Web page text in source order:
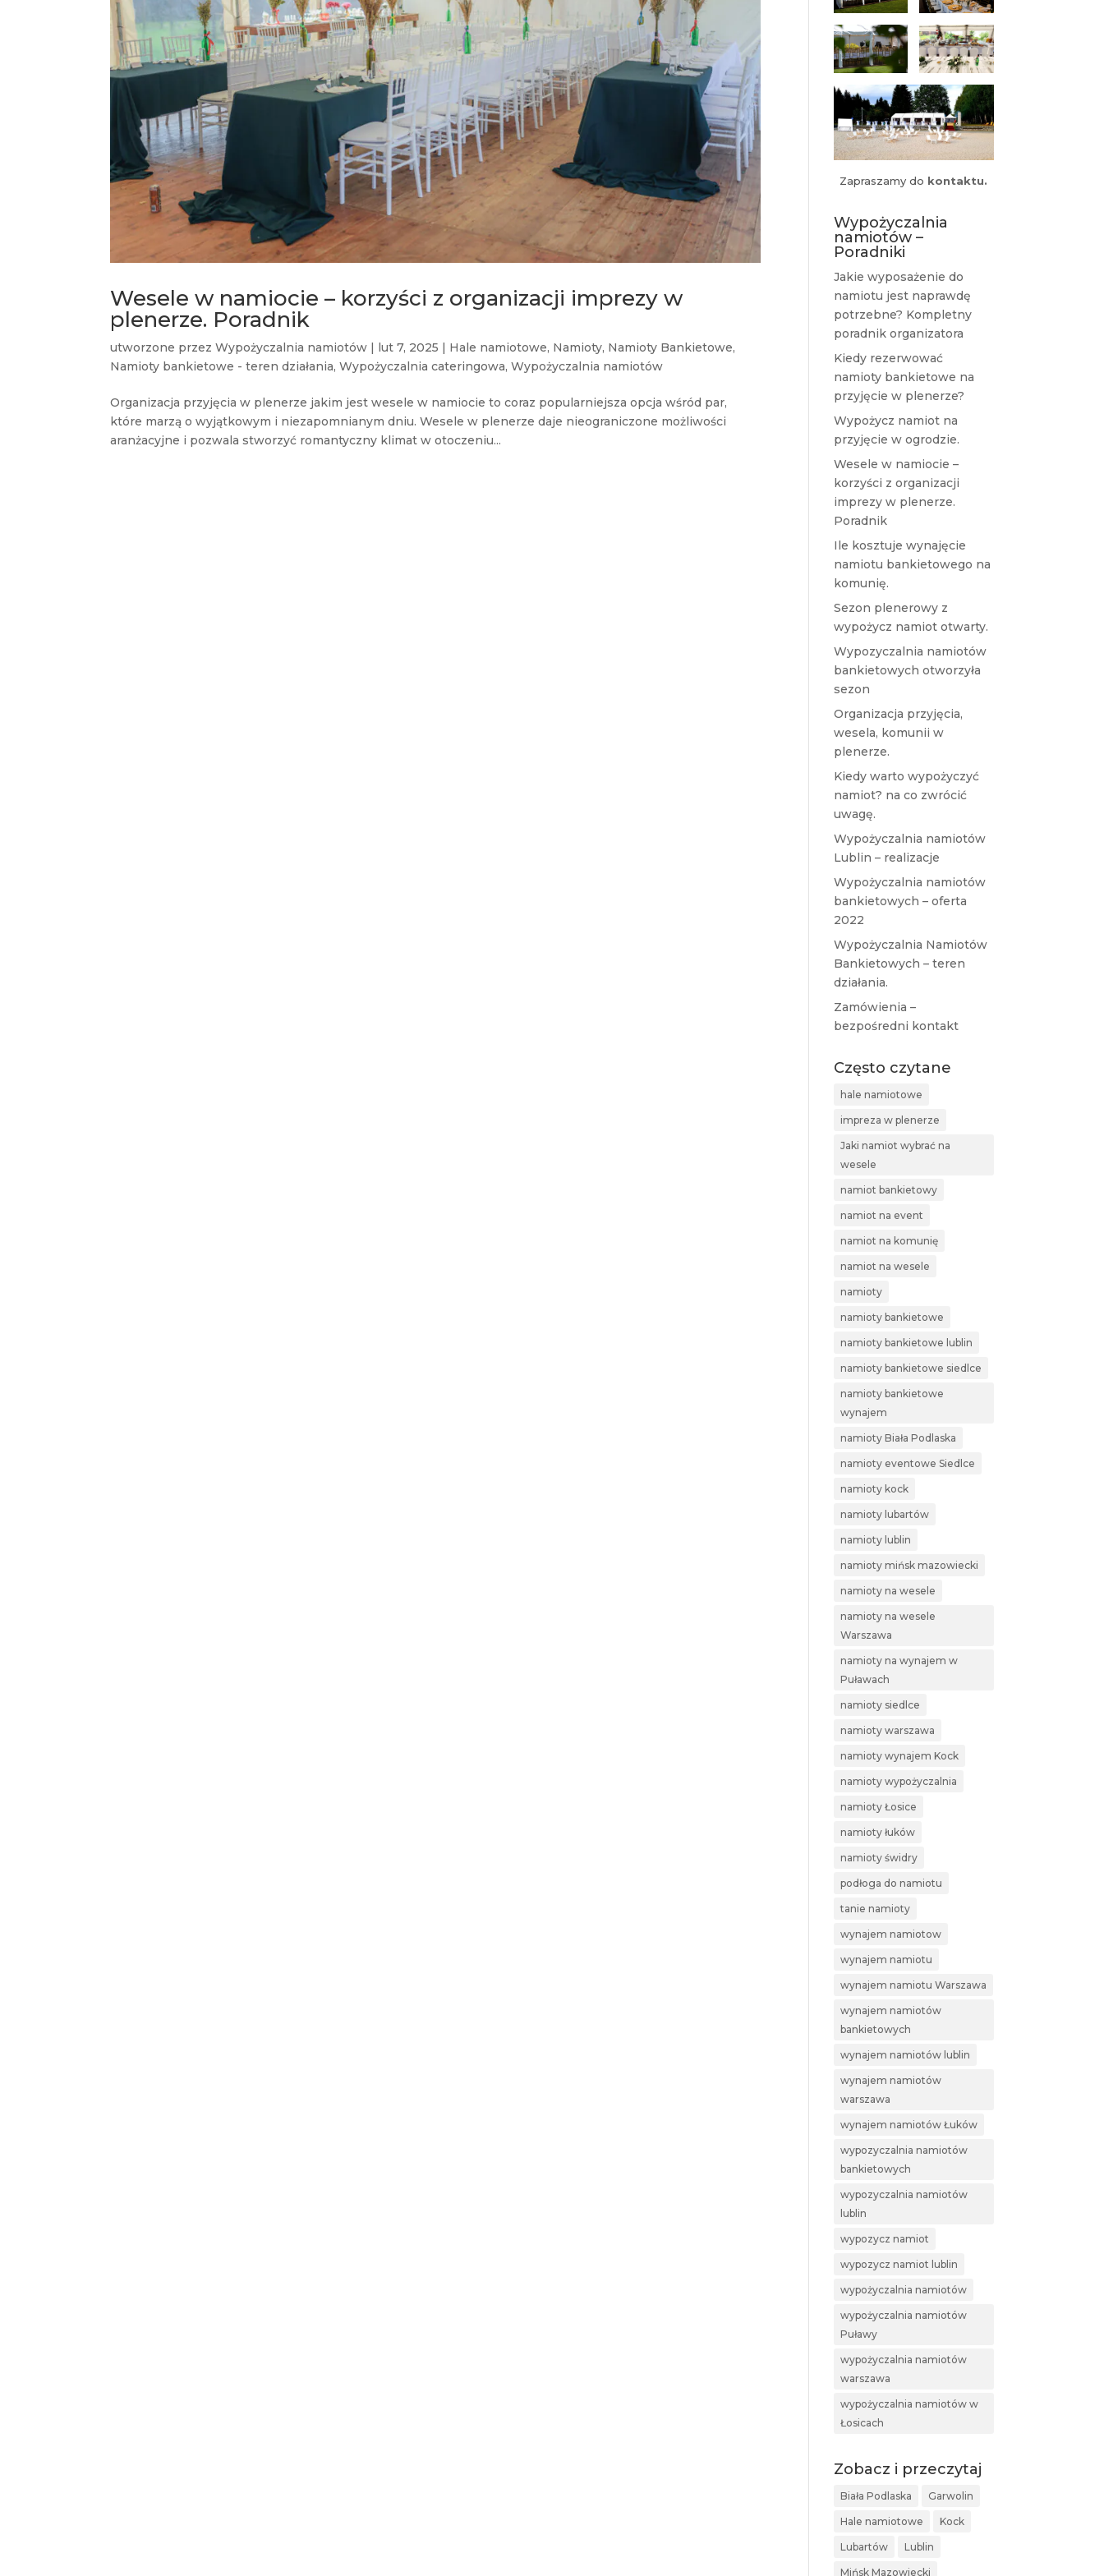
Wesele w namiocie – korzyści z organizacji imprezy w
plenerze. Poradnik
utworzone przezWypożyczalnia namiotów | lut 7, 2025 | Hale namiotowe, Namioty, Namioty Bankietowe,
Namioty bankietowe - teren działania,Wypożyczalnia cateringowa,Wypożyczalnia namiotów
Organizacja przyjęcia w plenerze jakim jest wesele w namiocie to coraz popularniejsza opcja wśród par,
które marzą o wyjątkowym i niezapomnianym dniu. Wesele w plenerze daje nieograniczone możliwości
aranżacyjne i pozwala stworzyć romantyczny klimat w otoczeniu...
Zapraszamy do kontaktu.
Wypożyczalnia
namiotów –
Poradniki
Jakie wyposażenie do
namiotu jest naprawdę
potrzebne? Kompletny
poradnik organizatora
Kiedy rezerwować
namioty bankietowe na
przyjęcie w plenerze?
Wypożycz namiot na
przyjęcie w ogrodzie.
Wesele w namiocie –
korzyści z organizacji
imprezy w plenerze.
Poradnik
Ile kosztuje wynajęcie
namiotu bankietowego na
komunię.
Sezon plenerowy z
wypożycz namiot otwarty.
Wypozyczalnia namiotów
bankietowych otworzyła
sezon
Organizacja przyjęcia,
wesela, komunii w
plenerze.
Kiedy warto wypożyczyć
namiot? na co zwrócić
uwagę.
Wypożyczalnia namiotów
Lublin – realizacje
Wypożyczalnia namiotów
bankietowych – oferta
2022
Wypożyczalnia Namiotów
Bankietowych – teren
działania.
Zamówienia –
bezpośredni kontakt
Często czytane
hale namiotowe
impreza w plenerze
Jaki namiot wybrać na
wesele
namiot bankietowy
namiot na event
namiot na komunię
namiot na wesele
namioty
namioty bankietowe
namioty bankietowe lublin
namioty bankietowe siedlce
namioty bankietowe
wynajem
namioty Biała Podlaska
namioty eventowe Siedlce
namioty kock
namioty lubartów
namioty lublin
namioty mińsk mazowiecki
namioty na wesele
namioty na wesele
Warszawa
namioty na wynajem w
Puławach
namioty siedlce
namioty warszawa
namioty wynajem Kock
namioty wypożyczalnia
namioty Łosice
namioty łuków
namioty świdry
podłoga do namiotu
tanie namioty
wynajem namiotow
wynajem namiotu
wynajem namiotu Warszawa
wynajem namiotów
bankietowych
wynajem namiotów lublin
wynajem namiotów
warszawa
wynajem namiotów Łuków
wypozyczalnia namiotów
bankietowych
wypozyczalnia namiotów
lublin
wypozycz namiot
wypozycz namiot lublin
wypożyczalnia namiotów
wypożyczalnia namiotów
Puławy
wypożyczalnia namiotów
warszawa
wypożyczalnia namiotów w
Łosicach
Zobacz i przeczytaj
Biała Podlaska Garwolin
Hale namiotowe Kock
Lubartów Lublin
Mińsk Mazowiecki